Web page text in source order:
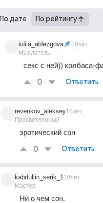
По дате По рейтингу
iuliia_ablezgova
Мыслитель
10лет
секс с ней)) колбаса-
0 Ответить
revenkov_aleksey
Просветленный
10лет
эротический сон
0 Ответить
kabdullin_serik_1
Мастер
10лет
Ни о чем сон.